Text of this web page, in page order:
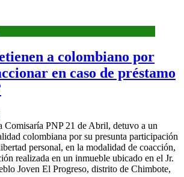
a colombiano por
en caso de préstamo
Comisaría PNP 21 de Abril, detuvo a un
colombiana por su presunta participación
personal, en la modalidad de coacción,
realizada en un inmueble ubicado en el Jr.
Joven El Progreso, distrito de Chimbote,